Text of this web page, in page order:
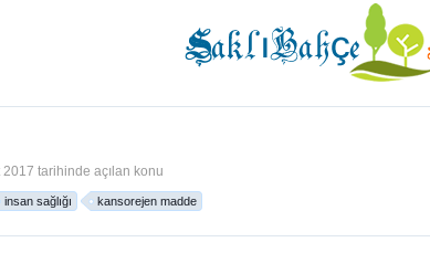
2017 tarihinde açılan konu
insan sağlığı kansorejen madde